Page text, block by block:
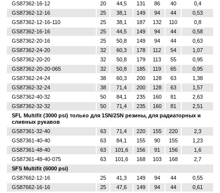
GS87362-16-12
20 44,5 131 86 40
0,4
GS87362-12-16
25 38,1 149 94 44
0,53
GS87362-12-16-110
25 38,1 187 132 110
0,8
GS87362-16-16
25 44,5 149 94 44
0,58
GS87362-20-16
25 50,8 149 94 44
0,63
GS87362-24-20
32 60,3 178 112 54
1,07
GS87362-20-20
32 50,8 179 113 55
0,95
GS87362-20-20-065
32 50,8 185 119 65
0,95
GS87362-24-24
38 60,3 200 128 63
1,38
GS87362-32-24
38 71,4 200 128 63
1,57
GS87362-40-32
50 84,1 235 160 81
2,63
GS87362-32-32
50 71,4 235 160 81
2,51
SFL Multifit (3000 psi) только для 1SN/2SN резины, для радиаторных и
сливных рукавов
GS87361-32-40
63 71,4 220 155 220
2,3
GS87361-40-40
63 84,1 155 90 155
1,23
GS87361-48-40
63 101,6 156 91 156
1,6
GS87361-48-40-075
63 101,6 168 103 168
2,7
SFS Multifit (6000 psi)
GS87662-12-16
25 41,3 149 94 44
0,55
GS87662-16-16
25 47,6 149 94 44
0,61